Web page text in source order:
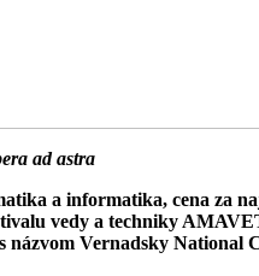
ad astra
a informatika, cena za
vedy a techniky
Vernadsky National